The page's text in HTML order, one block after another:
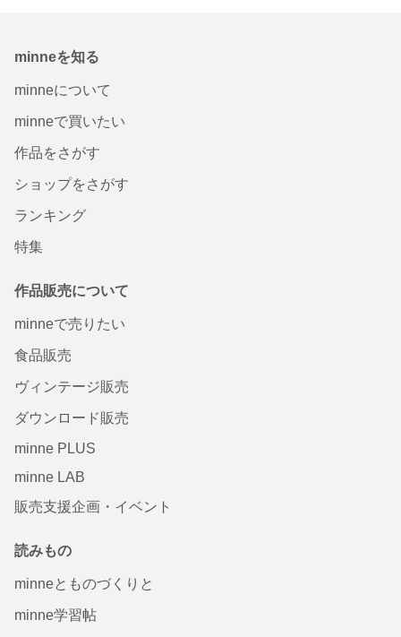
minneを知る
minneについて
minneで買いたい
作品をさがす
ショップをさがす
ランキング
特集
作品販売について
minneで売りたい
食品販売
ヴィンテージ販売
ダウンロード販売
minne PLUS
minne LAB
販売支援企画・イベント
読みもの
minneとものづくりと
minne学習帖